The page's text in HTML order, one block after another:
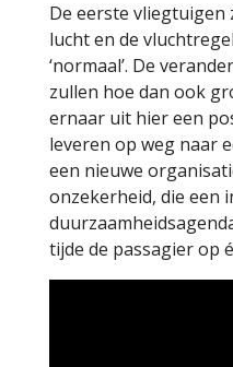
De eerste vliegtuigen
lucht en de
‘normaal’. De
zullen hoe dan ook
ernaar uit hier een
leveren op weg naar
een nieuwe
onzekerheid, die een
tijde de passagier op